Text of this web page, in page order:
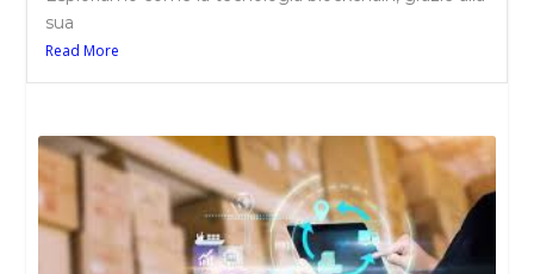
sua
Read More